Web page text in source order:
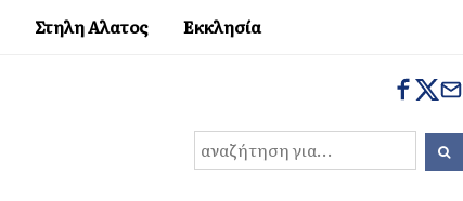
Στηλη Αλατος Εκκλησία